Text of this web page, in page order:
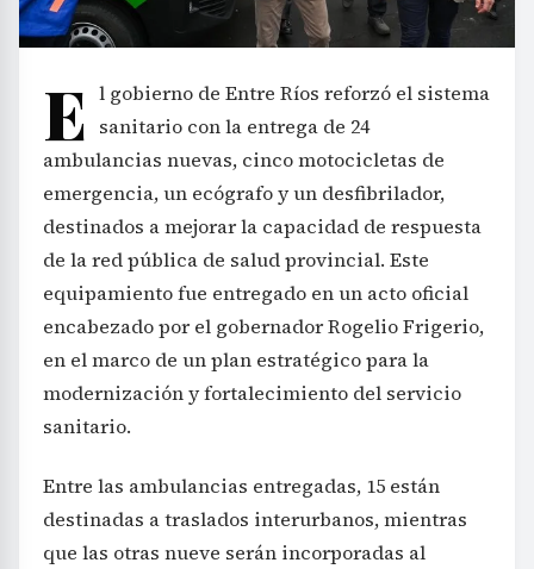
E l gobierno de Entre Ríos reforzó el sistema
sanitario con la entrega de 24
ambulancias nuevas, cinco motocicletas de
emergencia, un ecógrafo y un desfibrilador,
destinados a mejorar la capacidad de respuesta
de la red pública de salud provincial. Este
equipamiento fue entregado en un acto oficial
encabezado por el gobernador Rogelio Frigerio,
en el marco de un plan estratégico para la
modernización y fortalecimiento del servicio
sanitario.
Entre las ambulancias entregadas, 15 están
destinadas a traslados interurbanos, mientras
que las otras nueve serán incorporadas al